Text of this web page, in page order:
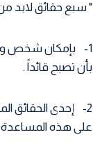
" سبع حقائق لابد
1- بإمكان شخص
بأن تصبح قائداً .
2- إحدى الحقائق
على هذه المساعدة